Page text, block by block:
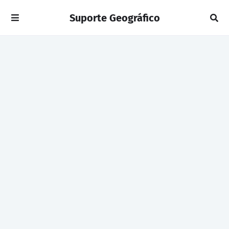
Suporte Geográfico